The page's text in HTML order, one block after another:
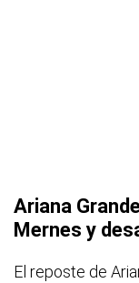
Ariana
Mernes y
El reposte de